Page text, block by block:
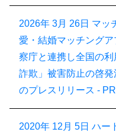
2026年 3月 26日 マッ
愛・結婚マッチング
察庁と連携し全国の
詐欺」被害防止の啓
のプレスリリース -
2020年 12月 5日 ハー